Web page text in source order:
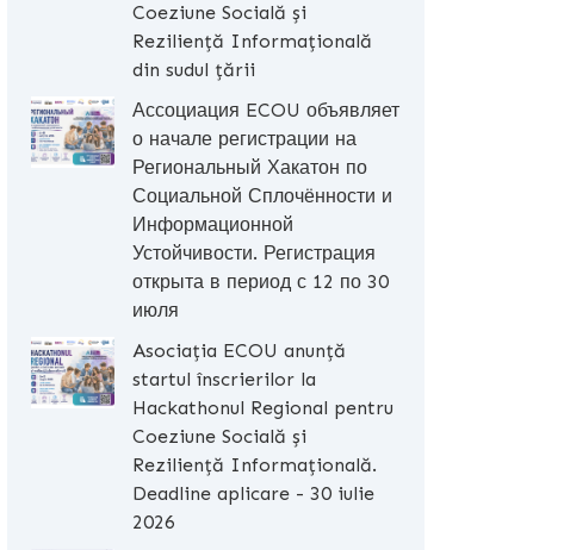
Coeziune Socială și
Reziliență Informațională
din sudul țării
Ассоциация ECOU объявляет
о начале регистрации на
Региональный Хакатон по
Социальной Сплочённости и
Информационной
Устойчивости. Регистрация
открыта в период с 12 по 30
июля
Asociația ECOU anunță
startul înscrierilor la
Hackathonul Regional pentru
Coeziune Socială și
Reziliență Informațională.
Deadline aplicare - 30 iulie
2026